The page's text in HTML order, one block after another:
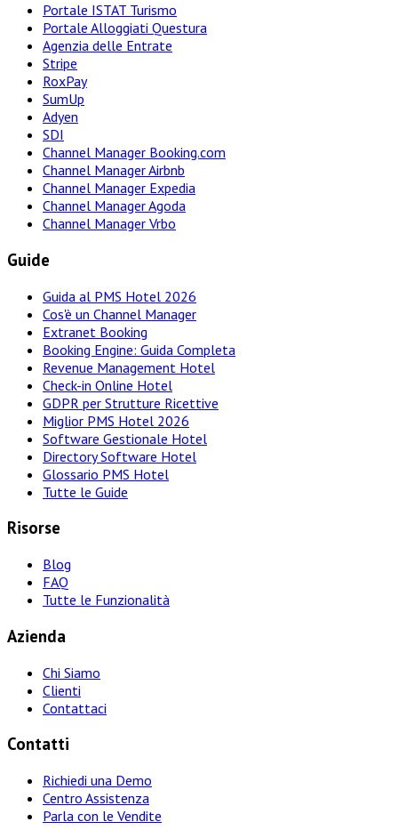
Portale ISTAT Turismo
Portale Alloggiati Questura
Agenzia delle Entrate
Stripe
RoxPay
SumUp
Adyen
SDI
Channel Manager Booking.com
Channel Manager Airbnb
Channel Manager Expedia
Channel Manager Agoda
Channel Manager Vrbo
Guide
Guida al PMS Hotel 2026
Cos'è un Channel Manager
Extranet Booking
Booking Engine: Guida Completa
Revenue Management Hotel
Check-in Online Hotel
GDPR per Strutture Ricettive
Miglior PMS Hotel 2026
Software Gestionale Hotel
Directory Software Hotel
Glossario PMS Hotel
Tutte le Guide
Risorse
Blog
FAQ
Tutte le Funzionalità
Azienda
Chi Siamo
Clienti
Contattaci
Contatti
Richiedi una Demo
Centro Assistenza
Parla con le Vendite